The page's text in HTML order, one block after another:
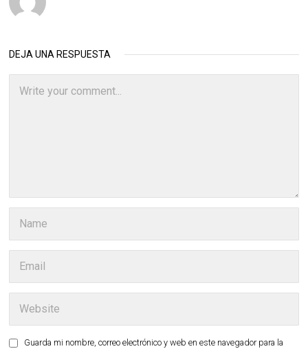
DEJA UNA RESPUESTA
Guarda mi nombre, correo electrónico y web en este navegador para la